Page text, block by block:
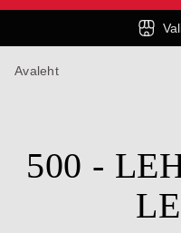
Avaleht
500 -